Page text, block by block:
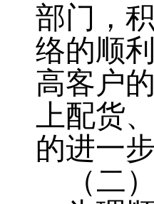
部门，
络的顺
高客户
上配货
的进一
（二